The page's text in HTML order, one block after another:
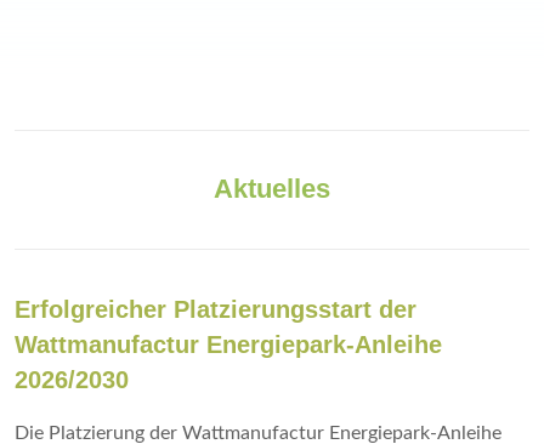
Aktuelles
Erfolgreicher Platzierungsstart der
Wattmanufactur Energiepark-Anleihe
2026/2030
Die Platzierung der Wattmanufactur Energiepark-Anleihe